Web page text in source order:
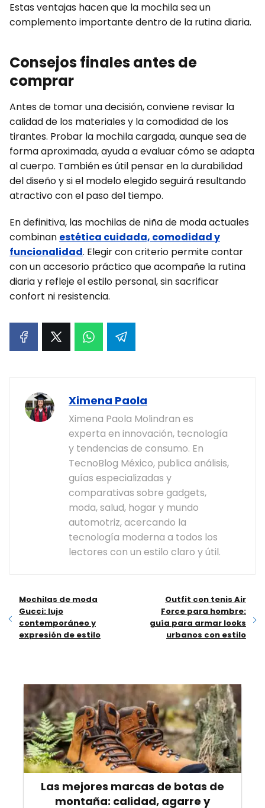
Estas ventajas hacen que la mochila sea un
complemento importante dentro de la rutina diaria.
Consejos finales antes de
comprar
Antes de tomar una decisión, conviene revisar la
calidad de los materiales y la comodidad de los
tirantes. Probar la mochila cargada, aunque sea de
forma aproximada, ayuda a evaluar cómo se adapta
al cuerpo. También es útil pensar en la durabilidad
del diseño y si el modelo elegido seguirá resultando
atractivo con el paso del tiempo.
En definitiva, las mochilas de niña de moda actuales
combinan estética cuidada, comodidad y
funcionalidad. Elegir con criterio permite contar
con un accesorio práctico que acompañe la rutina
diaria y refleje el estilo personal, sin sacrificar
confort ni resistencia.
Ximena Paola
Ximena Paola Molindran es
experta en innovación, tecnología
y tendencias de consumo. En
TecnoBlog México, publica análisis,
guías especializadas y
comparativas sobre gadgets,
moda, salud, hogar y mundo
automotriz, acercando la
tecnología moderna a todos los
lectores con un estilo claro y útil.
Mochilas de moda
Gucci: lujo
contemporáneo y
expresión de estilo
Outfit con tenis Air
Force para hombre:
guía para armar looks
urbanos con estilo
Las mejores marcas de botas de
montaña: calidad, agarre y